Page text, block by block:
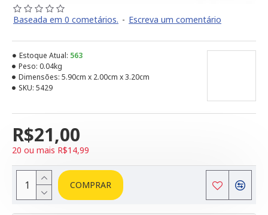
Baseada em 0 cometários. - Escreva um comentário
R$21,00
20 ou mais R$14,99
Estoque Atual: 563
Peso: 0.04kg
Dimensões: 5.90cm x 2.00cm x 3.20cm
SKU: 5429
COMPRAR